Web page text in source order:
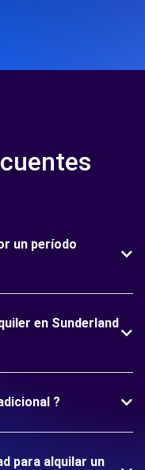
un período
en Sunderland
?
para alquilar un